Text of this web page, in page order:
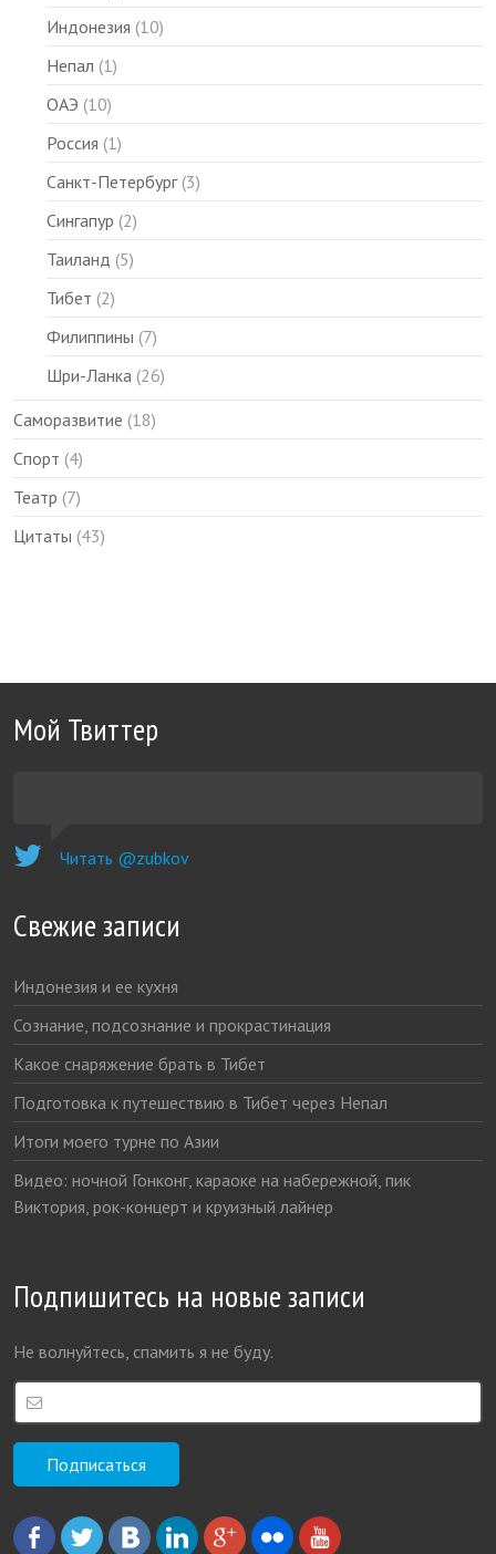
Индонезия (10)
Непал (1)
ОАЭ (10)
Россия (1)
Санкт-Петербург(3)
Сингапур (2)
Таиланд (5)
Тибет (2)
Филиппины (7)
Шри-Ланка (26)
Саморазвитие (18)
Спорт (4)
Театр (7)
Цитаты (43)
Мой Твиттер
Читать @zubkov
Свежие записи
Индонезия и ее кухня
Сознание, подсознание и прокрастинация
Какое снаряжение брать в Тибет
Подготовка к путешествию в Тибет через Непал
Итоги моего турне по Азии
Видео: ночной Гонконг, караоке на набережной, пик
Виктория, рок-концерт и круизный лайнер
Подпишитесь на новые записи
Не волнуйтесь, спамить я не буду.